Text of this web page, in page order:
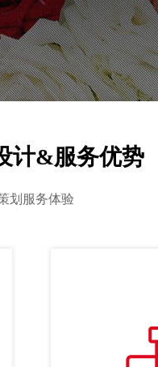
计&服务优势
划服务体验